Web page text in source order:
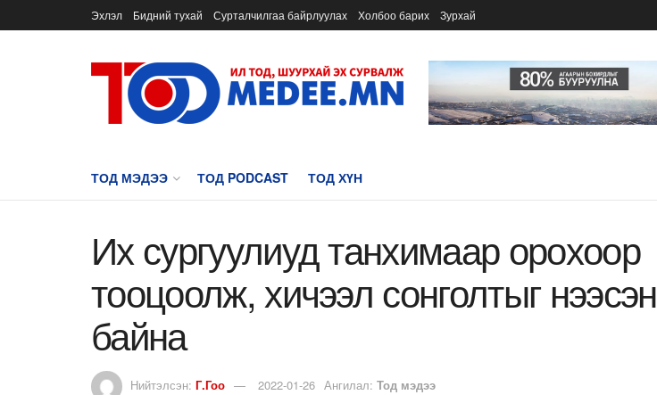
Эхлэл Бидний тухай Сурталчилгаа байрлуулах Холбоо барих Зурхай
ТОД МЭДЭЭ ТОД PODCAST ТОД ХҮН
Их сургуулиуд танхимаар орохоор
тооцоолж, хичээл сонголтыг нээсэн
байна
Нийтэлсэн: Г.Гоо 2022-01-26 Ангилал: Тод мэдээ